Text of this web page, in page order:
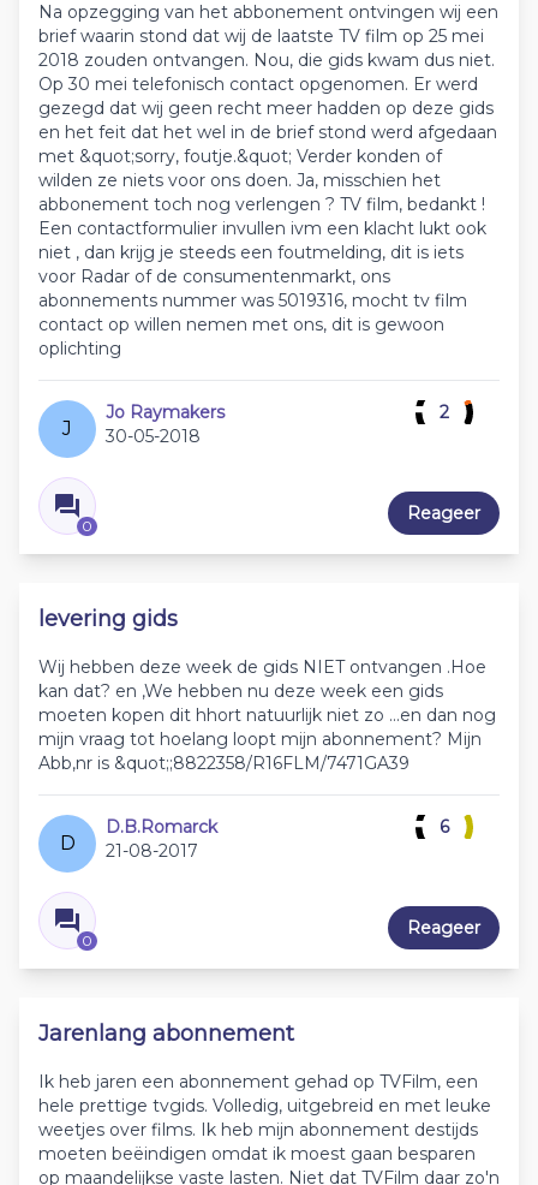
Na opzegging van het abbonement ontvingen wij een
brief waarin stond dat wij de laatste TV film op 25 mei
2018 zouden ontvangen. Nou, die gids kwam dus niet.
Op 30 mei telefonisch contact opgenomen. Er werd
gezegd dat wij geen recht meer hadden op deze gids
en het feit dat het wel in de brief stond werd afgedaan
met &quot;sorry, foutje.&quot; Verder konden of
wilden ze niets voor ons doen. Ja, misschien het
abbonement toch nog verlengen ? TV film, bedankt !
Een contactformulier invullen ivm een klacht lukt ook
niet , dan krijg je steeds een foutmelding, dit is iets
voor Radar of de consumentenmarkt, ons
abonnements nummer was 5019316, mocht tv film
contact op willen nemen met ons, dit is gewoon
oplichting
J
Jo Raymakers
30-05-2018
0
2
Reageer
levering gids
Wij hebben deze week de gids NIET ontvangen .Hoe
kan dat? en ,We hebben nu deze week een gids
moeten kopen dit hhort natuurlijk niet zo ...en dan nog
mijn vraag tot hoelang loopt mijn abonnement? Mijn
Abb,nr is &quot;;8822358/R16FLM/7471GA39
D
D.B.Romarck
21-08-2017
0
6
Reageer
Jarenlang abonnement
Ik heb jaren een abonnement gehad op TVFilm, een
hele prettige tvgids. Volledig, uitgebreid en met leuke
weetjes over films. Ik heb mijn abonnement destijds
moeten beëindigen omdat ik moest gaan besparen
op maandelijkse vaste lasten. Niet dat TVFilm daar zo'n